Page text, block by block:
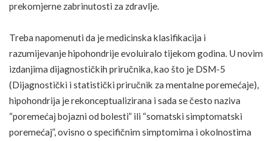
prekomjerne zabrinutosti za zdravlje.
Treba napomenuti da je medicinska klasifikacija i
razumijevanje hipohondrije evoluiralo tijekom godina. U novim
izdanjima dijagnostičkih priručnika, kao što je DSM-5
(Dijagnostički i statistički priručnik za mentalne poremećaje),
hipohondrija je rekonceptualizirana i sada se često naziva
“poremećaj bojazni od bolesti” ili “somatski simptomatski
poremećaj”, ovisno o specifičnim simptomima i okolnostima